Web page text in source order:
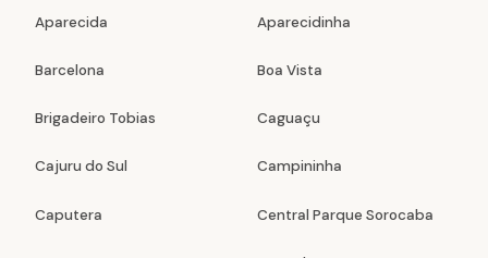
Aparecida Aparecidinha
Barcelona Boa Vista
Brigadeiro Tobias Caguaçu
Cajuru do Sul Campininha
Caputera Central Parque Sorocaba